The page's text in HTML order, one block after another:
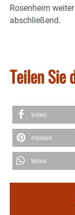
Rosenheim
abschließend.
Teilen Sie
teilen
merken
teilen